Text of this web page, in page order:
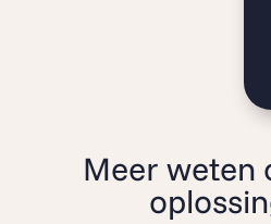
Meer weten